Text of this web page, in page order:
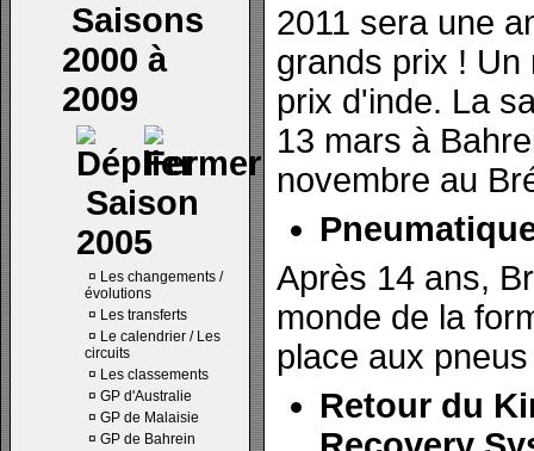
Saisons
2000 à
2009
Saison
2005
¤ Les changements /
évolutions
¤ Les transferts
¤ Le calendrier / Les
circuits
¤ Les classements
¤ GP d'Australie
¤ GP de Malaisie
¤ GP de Bahrein
2011 sera une
grands prix ! Un
prix d'inde. La
13 mars à
novembre au
Après 14 ans,
monde de la
place aux
Retour du